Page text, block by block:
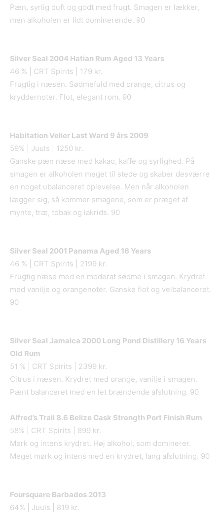
Pæn, syrlig duft og godt med frugt. Smagen er lækker,
men alkoholen er lidt dominerende. 90
Silver Seal 2004 Hatian Rum Aged 13 Years
46 % | CRT Spirits | 179 kr.
Frugtig i næsen. Sødmefuld med orange, citrus og
kryddernoter. Flot, elegant rom. 90
Habitation Velier Last Ward 9 års 2009
59% | Juuls | 1250 kr.
Ganske pæn næse med kakao, kaffe og syrlighed. På
smagen er alkoholen meget til stede og skaber desværre
en noget ubalanceret oplevelse. Men når alkoholen
lægger sig, så kommer smagene, som er præget af
mynte, træ, tobak og lakrids. 90
Silver Seal 2001 Panama Aged 16 Years
46 % | CRT Spirits | 2199 kr.
Frugtig næse med en moderat sødme i smagen. Krydret
med vanilje og orangenoter. Ganske flot og velbalanceret.
90
Silver Seal Jamaica 2000 Long Pond Distillery 16 Years
Old Rum
51 % | CRT Spirits | 2399 kr.
Citrus i næsen. Krydret med orange, vanilje i smagen.
Pænt balanceret med en let brændende afslutning. 90
Alfred’s Trail 8.6 Belize Cask Strength Port Finish Rum
58% | CRT Spirits | 899 kr.
Mørk og intens krydret. Høj alkohol, som dominerer.
Meget mørk og intens med en krydret, lang afslutning. 90
Foursquare Barbados 2013
64% | Juuls | 819 kr.